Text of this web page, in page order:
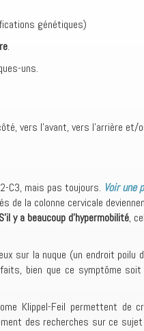
génétiques)
.
uns.
vers l’avant, vers l’arrière et/
C3, mais pas toujours. Voir une
la colonne cervicale
S’il y a beaucoup d’hypermobilité,
sur la nuque (un endroit poilu
bien que ce symptôme
Klippel-Feil permettent de
des recherches sur ce